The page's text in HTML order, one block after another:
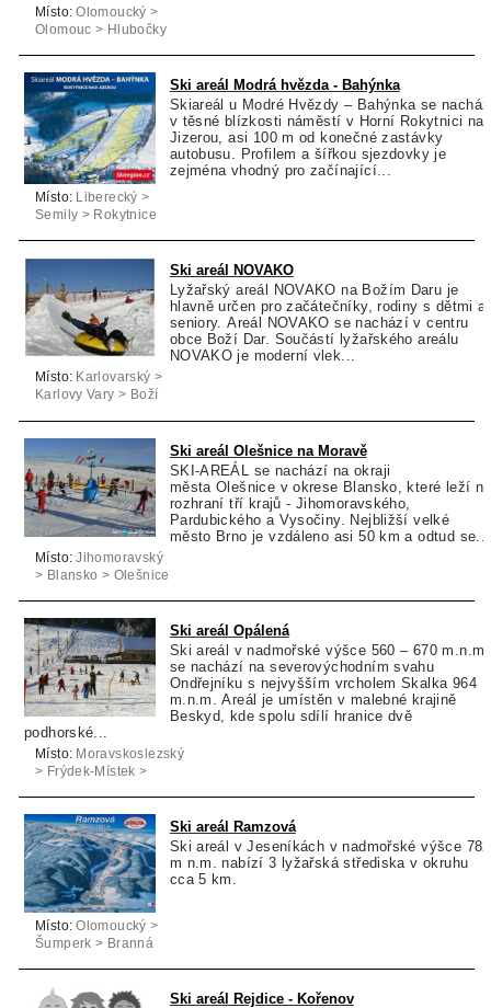
Místo: Olomoucký >
Olomouc > Hlubočky
Ski areál Modrá hvězda - Bahýnka
Skiareál u Modré Hvězdy – Bahýnka se
v těsné blízkosti náměstí v Horní Rokytnici nad
Jizerou, asi 100 m od konečné zastávky
autobusu. Profilem a šířkou sjezdovky je
zejména vhodný pro začínající...
Místo:
Liberecký >
Semily > Rokytnice
Ski areál NOVAKO
Lyžařský areál NOVAKO na Božím Daru je
hlavně určen pro začátečníky, rodiny s dětmi a
seniory. Areál NOVAKO se nachází v centru
obce Boží Dar. Součástí lyžařského areálu
NOVAKO je moderní vlek...
Místo: Karlovarský >
Karlovy Vary > Boží
Ski areál Olešnice na Moravě
SKI-AREÁL se nachází na okraji
města Olešnice v okrese Blansko, které leží na
rozhraní tří krajů - Jihomoravského,
Pardubického a Vysočiny. Nejbližší velké
město Brno je vzdáleno asi 50 km a odtud se...
Místo: Jihomoravský
> Blansko > Olešnice
Ski areál Opálená
Ski areál v nadmořské výšce 560 – 670 m.n.m
se nachází na severovýchodním svahu
Ondřejníku s nejvyšším vrcholem Skalka 964
m.n.m. Areál je umístěn v malebné krajině
Beskyd, kde spolu sdílí hranice dvě
podhorské...
Místo: Moravskoslezský
> Frýdek-Místek >
Ski areál Ramzová
Ski areál v Jeseníkách v nadmořské výšce 782
m n.m. nabízí 3 lyžařská střediska v okruhu
cca 5 km.
Místo: Olomoucký >
Šumperk > Branná
Ski areál Rejdice - Kořenov